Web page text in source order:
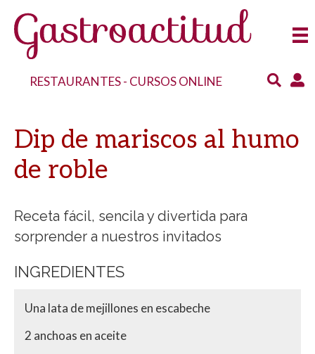
RESTAURANTES- CURSOS ONLINE
Dip de mariscos al humo
de roble
Receta fácil, sencila y divertida para
sorprender a nuestros invitados
INGREDIENTES
Una lata de mejillones en escabeche
2 anchoas en aceite